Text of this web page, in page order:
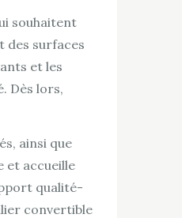
souhaitent
des surfaces
et les
Dès lors,
ainsi que
et accueille
qualité-
convertible